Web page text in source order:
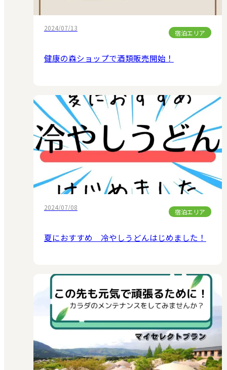
2024/07/13
宿泊エリア
健康の森ショップで酒類販売開始！
2024/07/08
宿泊エリア
夏におすすめ 冷やしうどんはじめました！